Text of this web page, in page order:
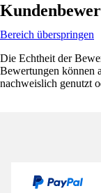
Bereich überspringen
Die Echtheit der
Bewertungen können
nachweislich genutzt